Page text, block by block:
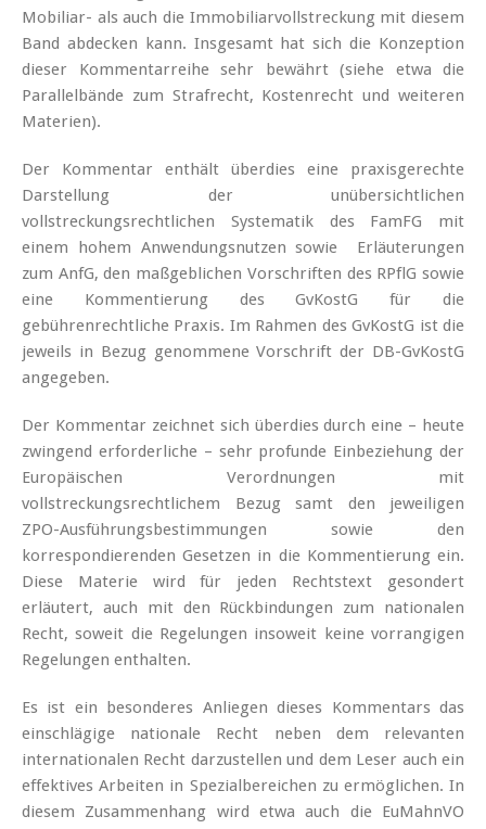
Mobiliar- als auch die Immobiliarvollstreckung mit diesem
Band abdecken kann. Insgesamt hat sich die Konzeption
dieser Kommentarreihe sehr bewährt (siehe etwa die
Parallelbände zum Strafrecht, Kostenrecht und weiteren
Materien).
Der Kommentar enthält überdies eine praxisgerechte
Darstellung der unübersichtlichen
vollstreckungsrechtlichen Systematik des FamFG mit
einem hohem Anwendungsnutzen sowie Erläuterungen
zum AnfG, den maßgeblichen Vorschriften des RPflG sowie
eine Kommentierung des GvKostG für die
gebührenrechtliche Praxis. Im Rahmen des GvKostG ist die
jeweils in Bezug genommene Vorschrift der DB-GvKostG
angegeben.
Der Kommentar zeichnet sich überdies durch eine – heute
zwingend erforderliche – sehr profunde Einbeziehung der
Europäischen Verordnungen mit
vollstreckungsrechtlichem Bezug samt den jeweiligen
ZPO-Ausführungsbestimmungen sowie den
korrespondierenden Gesetzen in die Kommentierung ein.
Diese Materie wird für jeden Rechtstext gesondert
erläutert, auch mit den Rückbindungen zum nationalen
Recht, soweit die Regelungen insoweit keine vorrangigen
Regelungen enthalten.
Es ist ein besonderes Anliegen dieses Kommentars das
einschlägige nationale Recht neben dem relevanten
internationalen Recht darzustellen und dem Leser auch ein
effektives Arbeiten in Spezialbereichen zu ermöglichen. In
diesem Zusammenhang wird etwa auch die EuMahnVO